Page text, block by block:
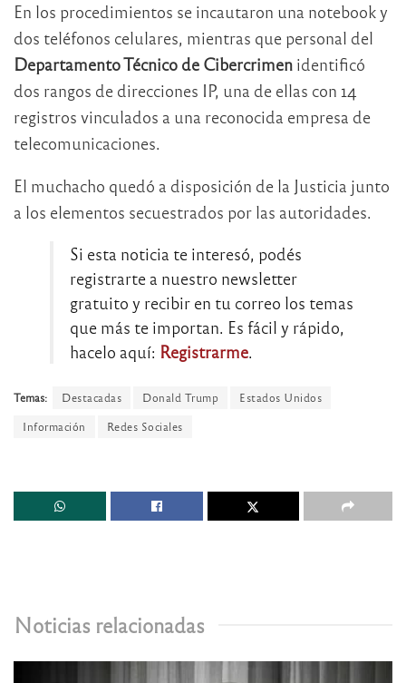
En los procedimientos se incautaron una notebook y
dos teléfonos celulares, mientras que personal del
Departamento Técnico de Cibercrimen identificó
dos rangos de direcciones IP, una de ellas con 14
registros vinculados a una reconocida empresa de
telecomunicaciones.
El muchacho quedó a disposición de la Justicia junto
a los elementos secuestrados por las autoridades.
Si esta noticia te interesó, podés
registrarte a nuestro newsletter
gratuito y recibir en tu correo los temas
que más te importan. Es fácil y rápido,
hacelo aquí: Registrarme.
Temas: Destacadas Donald Trump
Estados Unidos
Información
Redes Sociales
Noticias relacionadas